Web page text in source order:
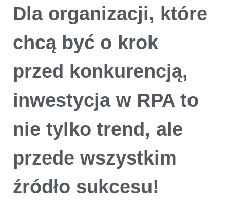
Dla organizacji, które
chcą być o krok
przed konkurencją,
inwestycja w RPA to
nie tylko trend, ale
przede wszystkim
źródło sukcesu!